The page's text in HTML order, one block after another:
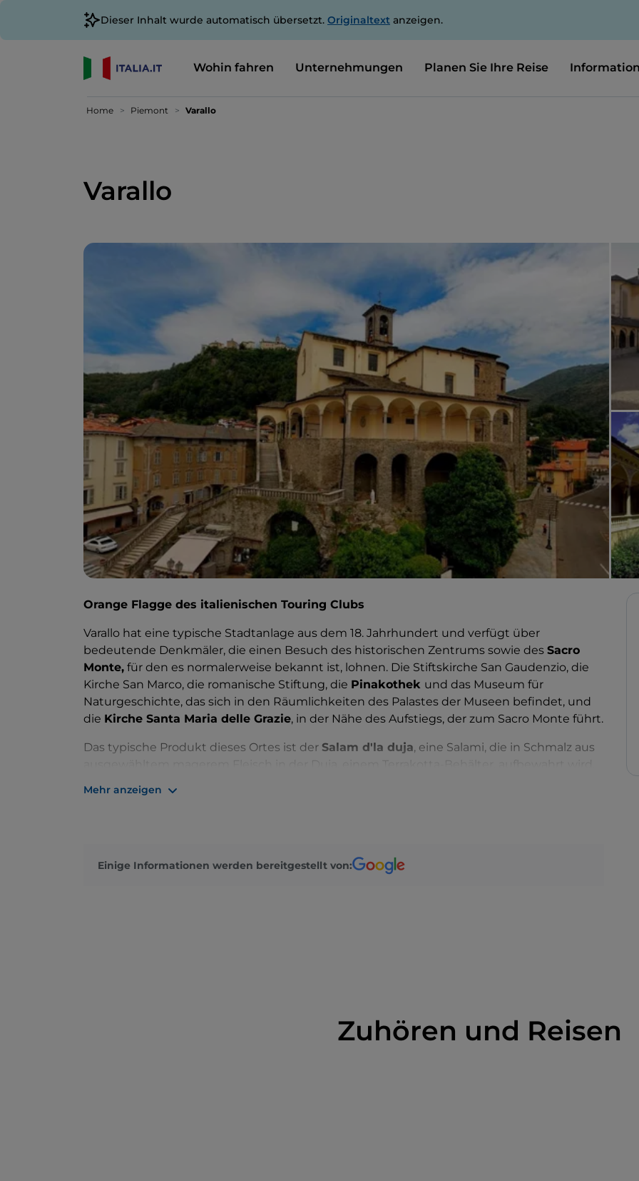
Dieser Inhalt wurde automatisch übersetzt. Originaltext anzeigen.
Wohin fahren Unternehmungen Planen Sie Ihre Reise
Home Piemont Varallo
Varallo
Orange Flagge des italienischen Touring Clubs
Varallo hat eine typische Stadtanlage aus dem 18. Jahrhundert und verfügt über
bedeutende Denkmäler, die einen Besuch des historischen Zentrums sowie des Sacro
Monte, für den es normalerweise bekannt ist, lohnen. Die Stiftskirche San Gaudenzio, die
Kirche San Marco, die romanische Stiftung, die Pinakothek und das Museum für
Naturgeschichte, das sich in den Räumlichkeiten des Palastes der Museen befindet, und
die Kirche Santa Maria delle Grazie, in der Nähe des Aufstiegs, der zum Sacro Monte führt.
Das typische Produkt dieses Ortes ist der Salam d'la duja, eine Salami, die in Schmalz aus
Mehr anzeigen
Einige Informationen werden bereitgestellt von:
Zuhören und Reisen